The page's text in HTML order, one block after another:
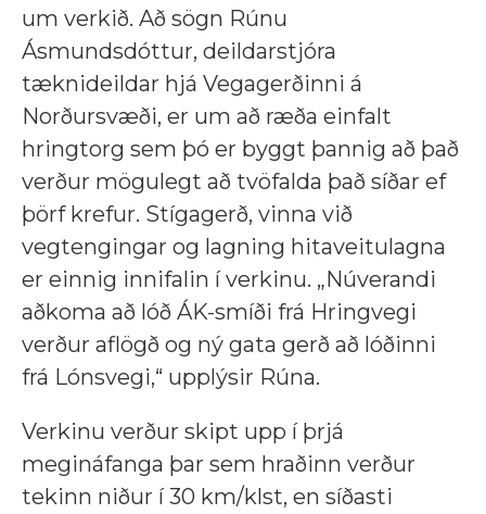
um verkið. Að sögn Rúnu
Ásmundsdóttur, deildarstjóra
tæknideildar hjá Vegagerðinni á
Norðursvæði, er um að ræða einfalt
hringtorg sem þó er byggt þannig að það
verður mögulegt að tvöfalda það síðar ef
þörf krefur. Stígagerð, vinna við
vegtengingar og lagning hitaveitulagna
er einnig innifalin í verkinu. „Núverandi
aðkoma að lóð ÁK-smíði frá Hringvegi
verður aflögð og ný gata gerð að lóðinni
frá Lónsvegi,“ upplýsir Rúna.
Verkinu verður skipt upp í þrjá
megináfanga þar sem hraðinn verður
tekinn niður í 30 km/klst, en síðasti